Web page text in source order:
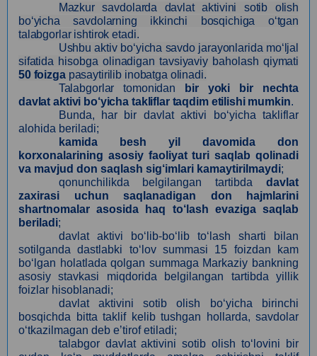
Mazkur savdolarda davlat aktivini sotib olish
bo‘yicha savdolarning ikkinchi bosqichiga o‘tgan
talabgorlar ishtirok etadi.
Ushbu aktiv bo‘yicha savdo jarayonlarida mo‘ljal
sifatida hisobga olinadigan tavsiyaviy baholash qiymati
50foizga pasaytirilib inobatga olinadi.
Talabgorlar tomonidan
bir yoki bir nechta
davlat aktivi bo‘yicha takliflar taqdim etilishi mumkin.
Bunda, har bir davlat aktivi bo‘yicha takliflar
alohida beriladi;
kamida besh yil davomida don
korxonalarining asosiy faoliyat turi saqlab qolinadi
va mavjud don saqlash sig‘imlari kamaytirilmaydi;
qonunchilikda belgilangan tartibda davlat
zaxirasi uchun saqlanadigan don hajmlarini
shartnomalar asosida haq to‘lash evaziga saqlab
beriladi;
davlat aktivi bo‘lib-bo‘lib to‘lash sharti bilan
sotilganda dastlabki to‘lov summasi 15 foizdan kam
bo‘lgan holatlada qolgan summaga Markaziy bankning
asosiy stavkasi miqdorida belgilangan tartibda yillik
foizlar hisoblanadi;
davlat aktivini sotib olish bo‘yicha birinchi
bosqichda bitta taklif kelib tushgan hollarda, savdolar
o‘tkazilmagan deb eʼtirof etiladi;
talabgor davlat aktivini sotib olish to‘lovini bir